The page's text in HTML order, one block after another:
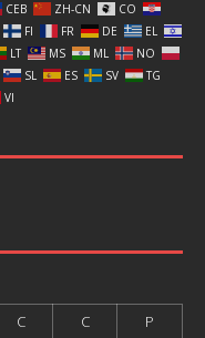
CEB ZH-CN
CO
FI FR DE
EL
LT MS ML
NO
SL ES SV
TG
VI
C C P